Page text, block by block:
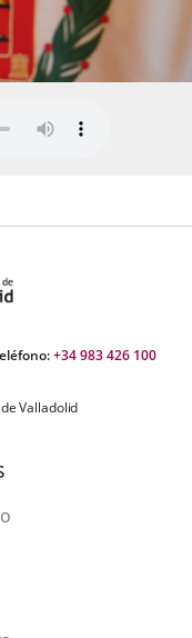
+34 983 426 100
Valladolid